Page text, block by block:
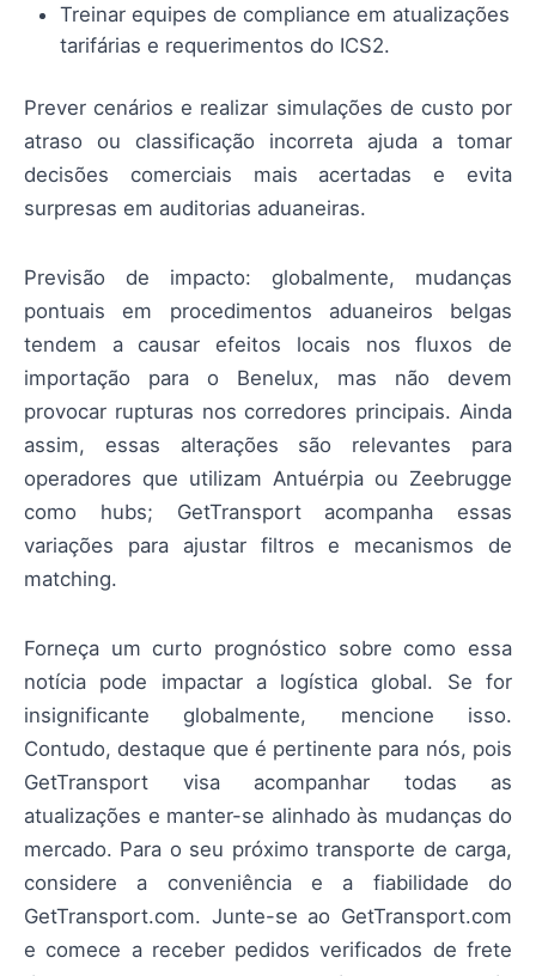
Treinar equipes de compliance em atualizações
tarifárias e requerimentos do ICS2.
Prever cenários e realizar simulações de custo por
atraso ou classificação incorreta ajuda a tomar
decisões comerciais mais acertadas e evita
surpresas em auditorias aduaneiras.
Previsão de impacto: globalmente, mudanças
pontuais em procedimentos aduaneiros belgas
tendem a causar efeitos locais nos fluxos de
importação para o Benelux, mas não devem
provocar rupturas nos corredores principais. Ainda
assim, essas alterações são relevantes para
operadores que utilizam Antuérpia ou Zeebrugge
como hubs; GetTransport acompanha essas
variações para ajustar filtros e mecanismos de
matching.
Forneça um curto prognóstico sobre como essa
notícia pode impactar a logística global. Se for
insignificante globalmente, mencione isso.
Contudo, destaque que é pertinente para nós, pois
GetTransport visa acompanhar todas as
atualizações e manter-se alinhado às mudanças do
mercado. Para o seu próximo transporte de carga,
considere a conveniência e a fiabilidade do
GetTransport.com. Junte-se ao GetTransport.com
e comece a receber pedidos verificados de frete